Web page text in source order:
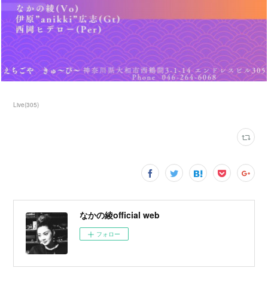
Live(305)
なかの綾official web
フォロー